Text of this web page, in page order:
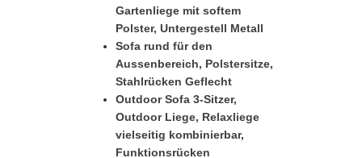
Gartenliege mit softem
Polster, Untergestell Metall
Sofa rund für den
Aussenbereich, Polstersitze,
Stahlrücken Geflecht
Outdoor Sofa 3-Sitzer,
Outdoor Liege, Relaxliege
vielseitig kombinierbar,
Funktionsrücken